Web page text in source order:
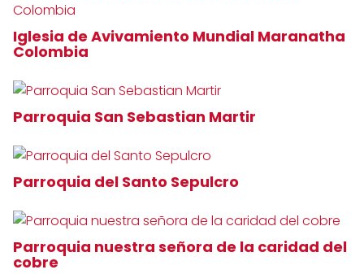
Iglesia de Avivamiento Mundial Maranatha
Colombia
Parroquia San Sebastian Martir
Parroquia del Santo Sepulcro
Parroquia nuestra señora de la caridad del
cobre